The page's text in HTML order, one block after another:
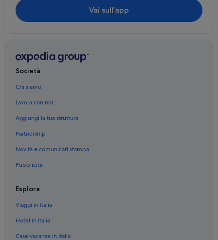
Vai sull’app
Società
Chi siamo
Lavora con noi
Aggiungi la tua struttura
Partnership
Novità e comunicati stampa
Pubblicità
Esplora
Viaggi in Italia
Hotel in Italia
Case vacanze in Italia